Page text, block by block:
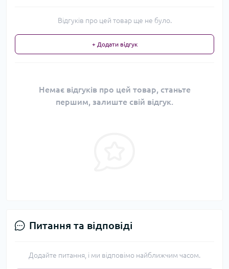
Відгуків про цей товар ще не було.
+ Додати відгук
Немає відгуків про цей товар, станьте
першим, залиште свій відгук.
Питання та відповіді
Додайте питання, і ми відповімо найближчим часом.